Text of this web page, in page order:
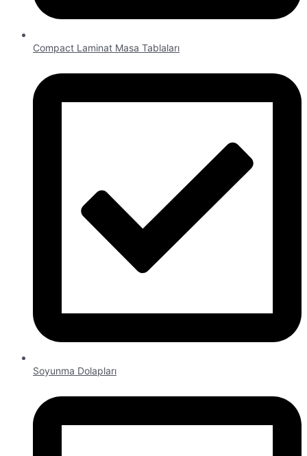
Compact Laminat Masa Tablaları
Soyunma Dolapları